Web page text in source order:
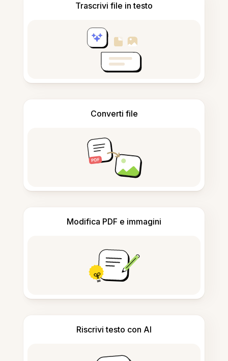
Trascrivi file in testo
Converti file
Modifica PDF e immagini
Riscrivi testo con AI